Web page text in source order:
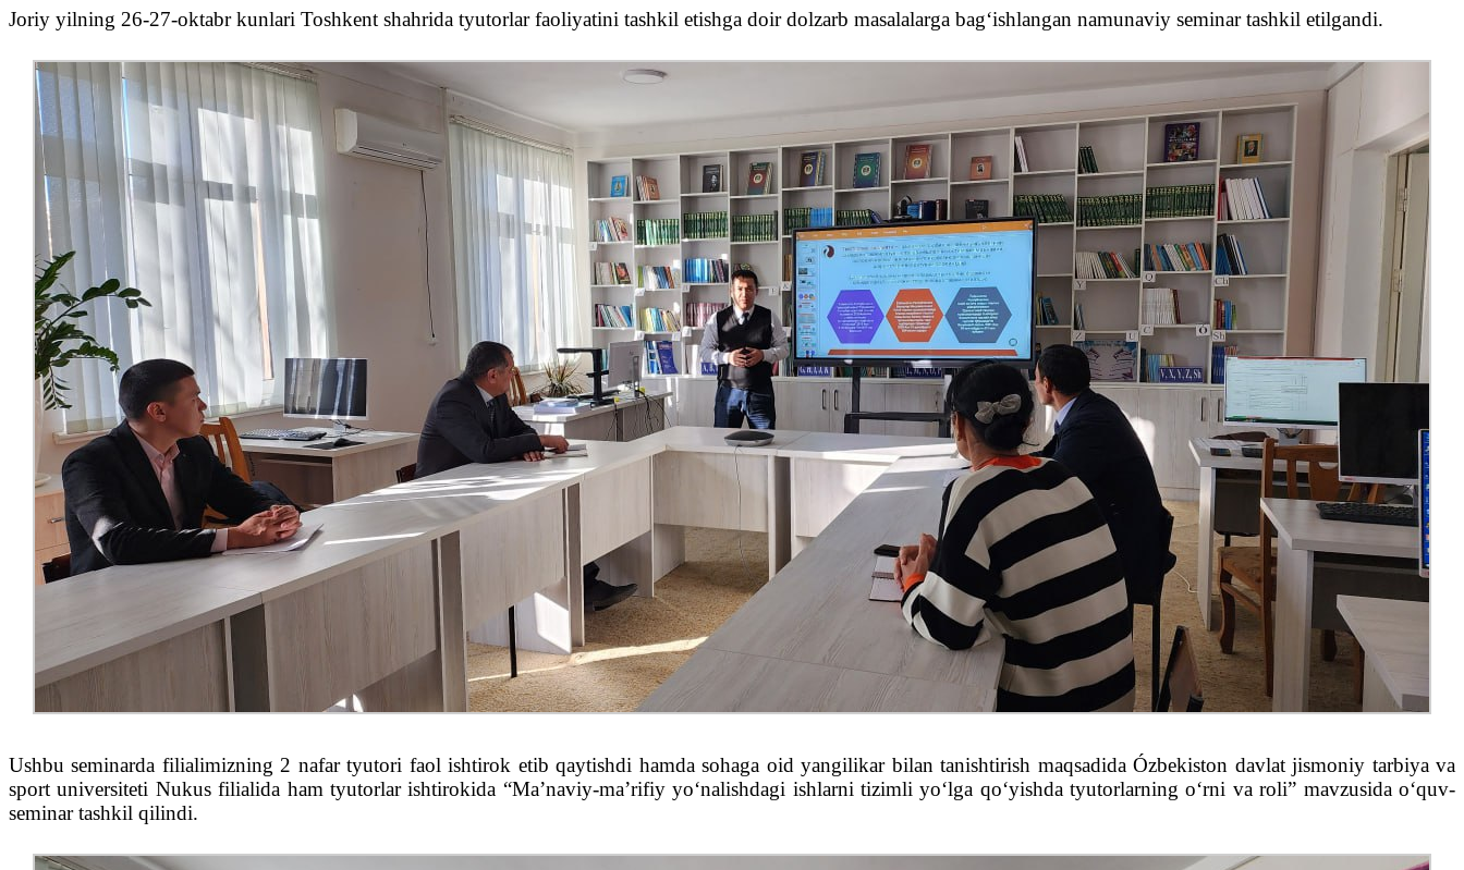
Joriy yilning 26-27-oktabr kunlari Toshkent shahrida tyutorlar faoliyatini tashkil etishga doir dolzarb masalalarga bagʻishlangan namunaviy seminar tashkil etilgandi.
Ushbu seminarda filialimizning 2 nafar tyutori faol ishtirok etib qaytishdi hamda sohaga oid yangilikar bilan tanishtirish maqsadida Ózbekiston davlat jismoniy tarbiya va
sport universiteti Nukus filialida ham tyutorlar ishtirokida “Ma’naviy-ma’rifiy yo‘nalishdagi ishlarni tizimli yo‘lga qo‘yishda tyutorlarning o‘rni va roli” mavzusida o‘quv-
seminar tashkil qilindi.